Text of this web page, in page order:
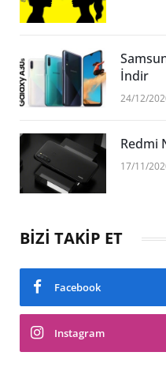
İndir
24/12/
Redmi
17/11/
BİZİ TAKİP ET
Facebook
Instagram